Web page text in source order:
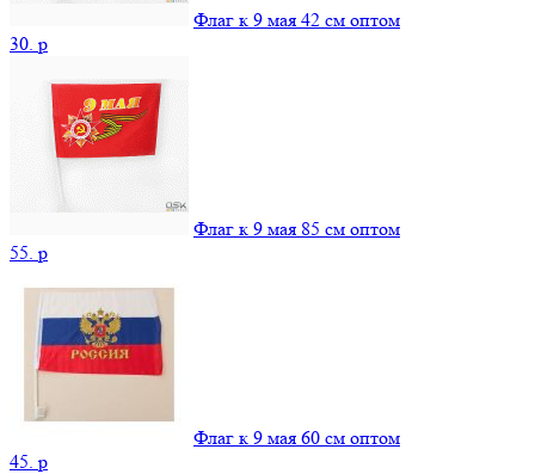
Флаг к 9 мая 42 см оптом
30. p
Флаг к 9 мая 85 см оптом
55. p
Флаг к 9 мая 60 см оптом
45. p